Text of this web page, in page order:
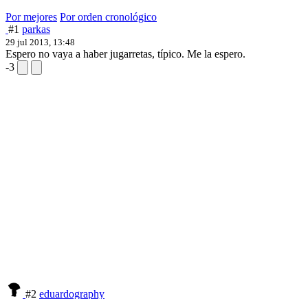
Por mejores Por orden cronológico
#1 parkas
29 jul 2013, 13:48
Espero no vaya a haber jugarretas, típico. Me la espero.
-3
#2 eduardography